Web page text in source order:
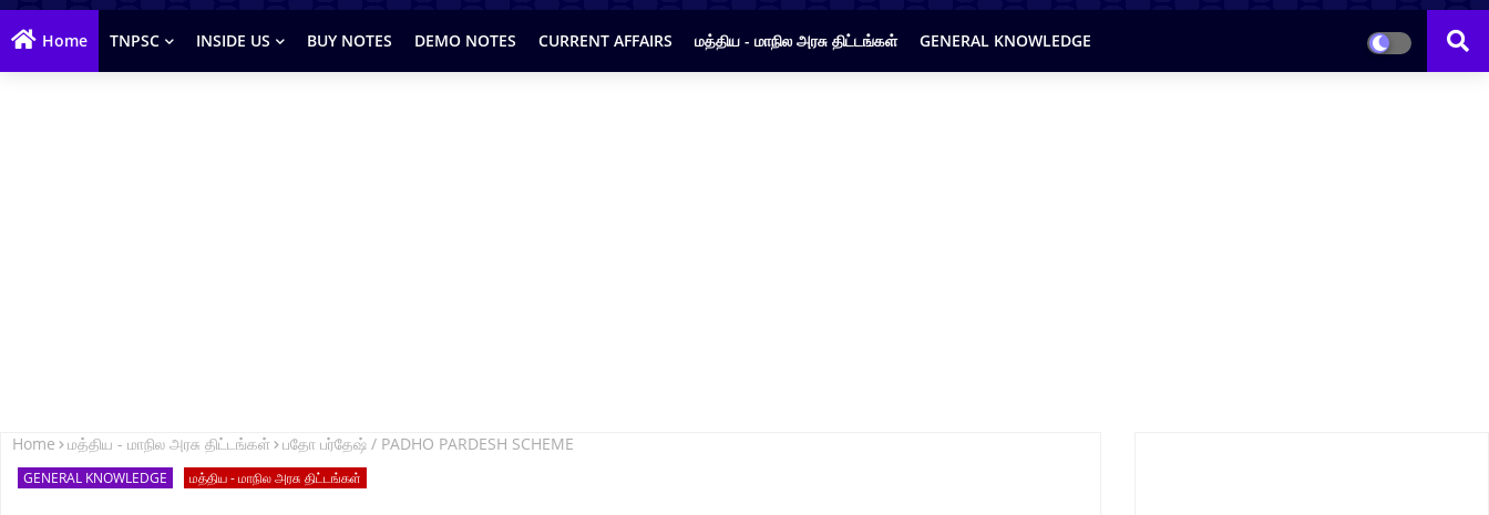
Home TNPSC INSIDE US BUY NOTES DEMO NOTES CURRENT AFFAIRS மத்திய - மாநில அரசு திட்டங்கள் GENERAL KNOWLEDGE
Home மத்திய - மாநில அரசு திட்டங்கள் பதோ பர்தேஷ் / PADHO PARDESH SCHEME
GENERAL KNOWLEDGE மத்திய - மாநில அரசு திட்டங்கள்